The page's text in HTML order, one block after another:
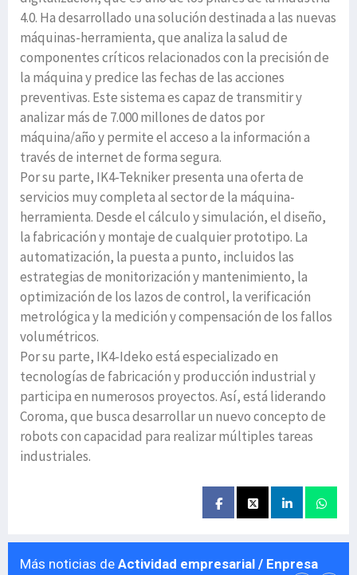
4.0. Ha desarrollado una solución destinada a las nuevas
máquinas-herramienta, que analiza la salud de
componentes críticos relacionados con la precisión de
la máquina y predice las fechas de las acciones
preventivas. Este sistema es capaz de transmitir y
analizar más de 7.000 millones de datos por
máquina/año y permite el acceso a la información a
través de internet de forma segura.
Por su parte, IK4-Tekniker presenta una oferta de
servicios muy completa al sector de la máquina-
herramienta. Desde el cálculo y simulación, el diseño,
la fabricación y montaje de cualquier prototipo. La
automatización, la puesta a punto, incluidos las
estrategias de monitorización y mantenimiento, la
optimización de los lazos de control, la verificación
metrológica y la medición y compensación de los fallos
volumétricos.
Por su parte, IK4-Ideko está especializado en
tecnologías de fabricación y producción industrial y
participa en numerosos proyectos. Así, está liderando
Coroma, que busca desarrollar un nuevo concepto de
robots con capacidad para realizar múltiples tareas
industriales.
Más noticias de Actividad empresarial / Enpresa